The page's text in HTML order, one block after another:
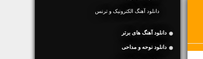
دانلود آهنگ الکترونیک و ترنس
دانلود آهنگ های برتر
دانلود نوحه و مداحی